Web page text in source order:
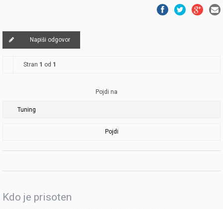
Napiši odgovor
Stran 1 od 1
Pojdi na
Pojdi
Kdo je prisoten